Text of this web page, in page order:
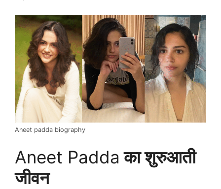
Aneet padda biography
Aneet Padda का शुरुआती
जीवन